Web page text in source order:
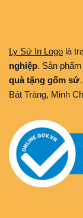
Ly Sứ In Logo là
nghiệp. Sản
quà tặng gốm sứ
Bát Tràng, Minh